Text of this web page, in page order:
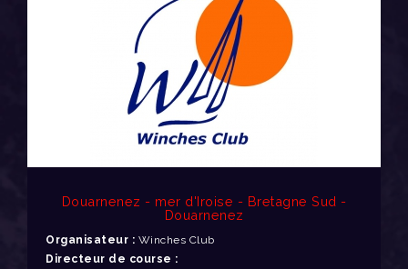
Douarnenez - mer d'Iroise - Bretagne Sud -
Douarnenez
Organisateur : Winches Club
Directeur de course :